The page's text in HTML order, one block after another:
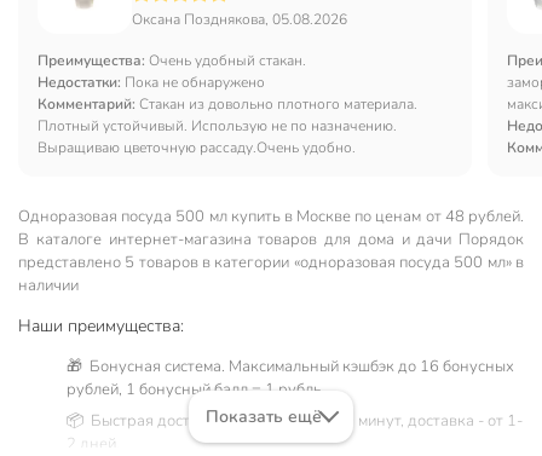
Оксана Позднякова, 05.08.2026
Преимущества: Очень удобный стакан.
Недостатки: Пока не обнаружено
Комментарий: Стакан из довольно плотного материала.
Плотный устойчивый. Использую не по назначению.
Выращиваю цветочную рассаду.Очень удобно.
Одноразовая посуда 500 мл купить в Москве по ценам от 48 рублей.
В каталоге интернет-магазина товаров для дома и дачи Порядок
представлено 5 товаров в категории «одноразовая посуда 500 мл» в
наличии
Наши преимущества:
🎁 Бонусная система. Максимальный кэшбэк до 16 бонусных
рублей, 1 бонусный балл = 1 рубль.
📦 Быстрая доставка. Самовывоз от 60 минут, доставка - от 1-
2 дней.
Показать ещё